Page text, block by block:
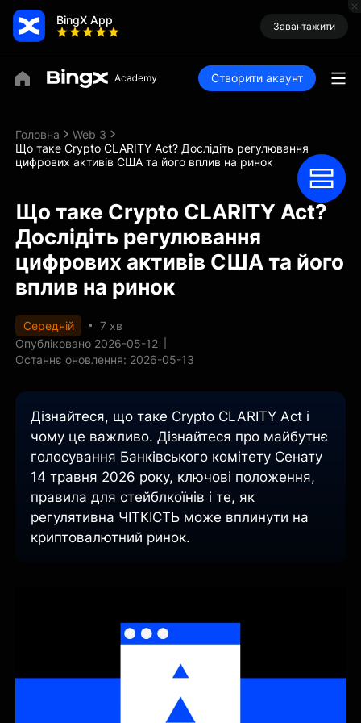
BingX App Завантажити
Створити акаунт
Головна
Web 3
Що таке Crypto CLARITY Act? Дослідіть регулювання
цифрових активів США та його вплив на ринок
Що таке Crypto CLARITY Act?
Дослідіть регулювання
цифрових активів США та його
вплив на ринок
Середній
7 хв
Опубліковано 2026-05-12
Останнє оновлення: 2026-05-13
Дізнайтеся, що таке Crypto CLARITY Act і
чому це важливо. Дізнайтеся про майбутнє
голосування Банківського комітету Сенату
14 травня 2026 року, ключові положення,
правила для стейблкоїнів і те, як
регулятивна ЧІТКІСТЬ може вплинути на
криптовалютний ринок.